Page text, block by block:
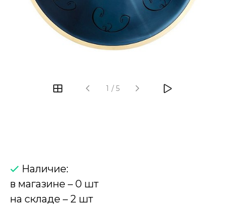
1 / 5
Наличие:
в магазине – 0 шт
на складе – 2 шт